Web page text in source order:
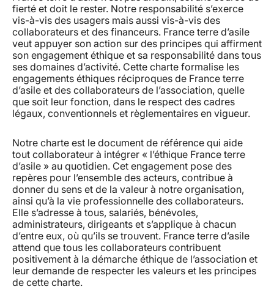
fierté et doit le rester. Notre responsabilité s’exerce
vis-à-vis des usagers mais aussi vis-à-vis des
collaborateurs et des financeurs. France terre d’asile
veut appuyer son action sur des principes qui affirment
son engagement éthique et sa responsabilité dans tous
ses domaines d’activité. Cette charte formalise les
engagements éthiques réciproques de France terre
d’asile et des collaborateurs de l’association, quelle
que soit leur fonction, dans le respect des cadres
légaux, conventionnels et règlementaires en vigueur.
Notre charte est le document de référence qui aide
tout collaborateur à intégrer « l’éthique France terre
d’asile » au quotidien. Cet engagement pose des
repères pour l’ensemble des acteurs, contribue à
donner du sens et de la valeur à notre organisation,
ainsi qu’à la vie professionnelle des collaborateurs.
Elle s’adresse à tous, salariés, bénévoles,
administrateurs, dirigeants et s’applique à chacun
d’entre eux, où qu’ils se trouvent. France terre d’asile
attend que tous les collaborateurs contribuent
positivement à la démarche éthique de l’association et
leur demande de respecter les valeurs et les principes
de cette charte.